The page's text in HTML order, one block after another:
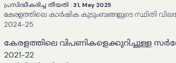
പ്രസിദ്ധീകരിച്ച തീയതി :31, May 2025
കേരളത്തിലെ കാർഷിക കുടുംബങ്ങളുടെ സ്ഥിതി
2024-25
കേരളത്തിലെ വിപണികളെക്കുറിച്ചുള്ള സർവേ
2021-22